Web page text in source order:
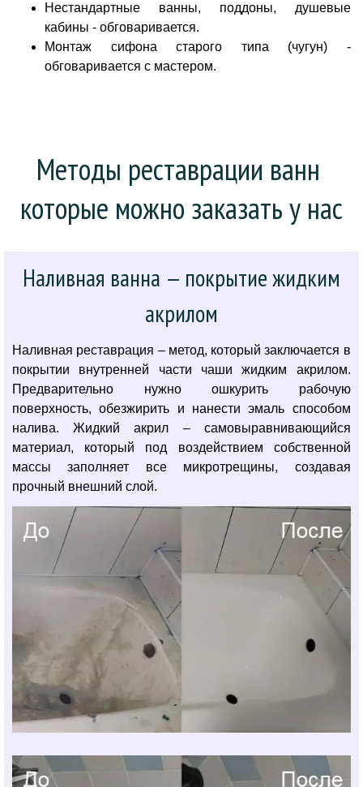
Нестандартные ванны, поддоны, душевые
кабины - обговаривается.
Монтаж сифона старого типа (чугун) -
обговаривается с мастером.
Методы реставрации ванн
которые можно заказать у нас
Наливная ванна — покрытие жидким
акрилом
Наливная реставрация – метод, который заключается в
покрытии внутренней части чаши жидким акрилом.
Предварительно нужно ошкурить рабочую
поверхность, обезжирить и нанести эмаль способом
налива. Жидкий акрил – самовыравнивающийся
материал, который под воздействием собственной
массы заполняет все микротрещины, создавая
прочный внешний слой.